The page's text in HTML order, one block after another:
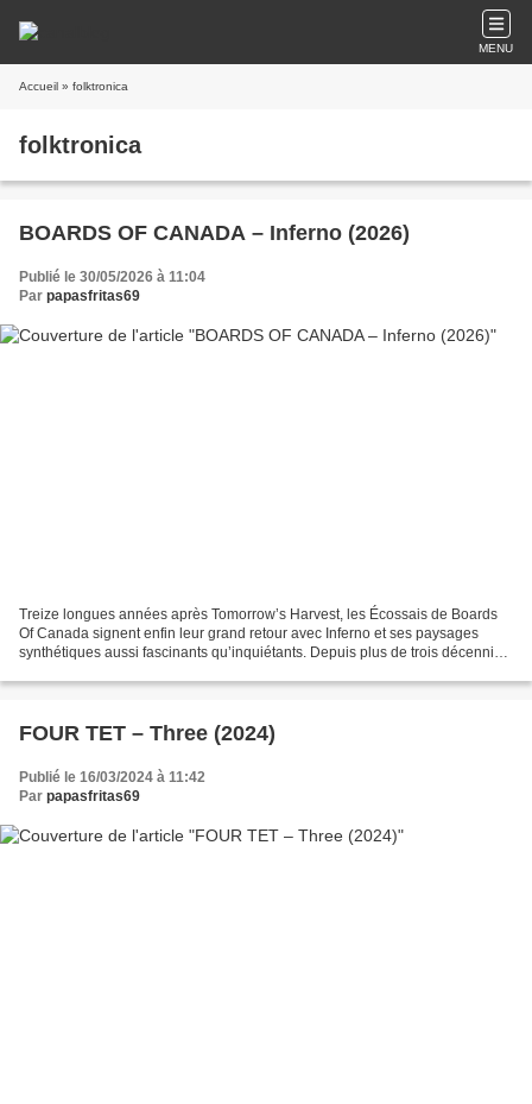
MENU
Accueil » folktronica
folktronica
BOARDS OF CANADA – Inferno (2026)
Publié le 30/05/2026 à 11:04
Par papasfritas69
Treize longues années après Tomorrow’s Harvest, les Écossais de Boards
Of Canada signent enfin leur grand retour avec Inferno et ses paysages
synthétiques aussi fascinants qu’inquiétants. Depuis plus de trois décennies,
FOUR TET – Three (2024)
Publié le 16/03/2024 à 11:42
Par papasfritas69